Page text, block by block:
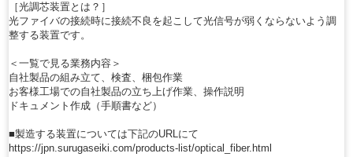
［光調芯装置とは？］
光ファイバの接続時に接続不良を起こして光信号が弱くならないよう調
整する装置です。
＜一覧で見る業務内容＞
自社製品の組み立て、検査、梱包作業
お客様工場での自社製品の立ち上げ作業、操作説明
ドキュメント作成（手順書など）
■製造する装置については下記のURLにて
https://jpn.surugaseiki.com/products-list/optical_fiber.html